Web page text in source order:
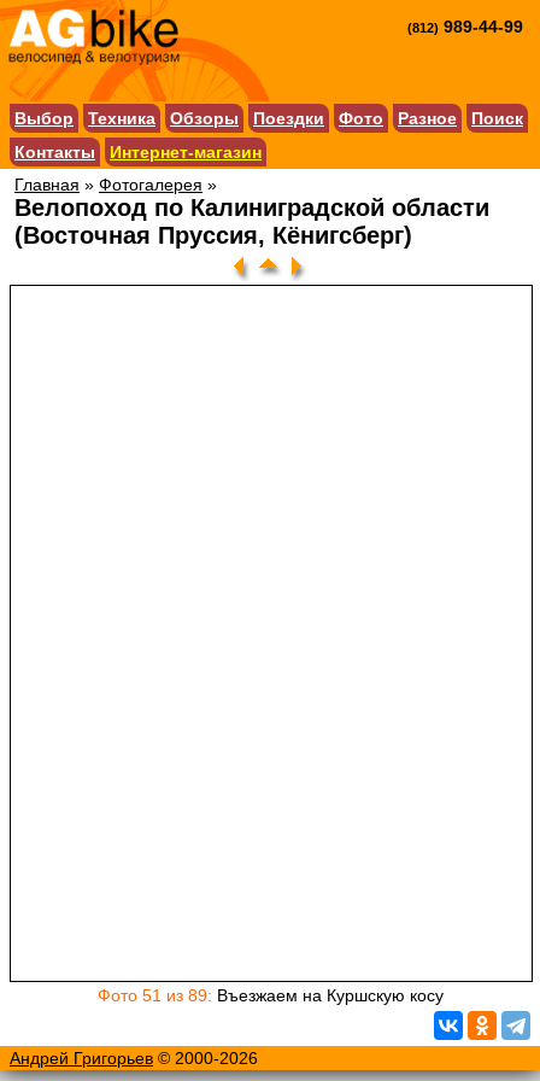
(812) 989-44-99
Выбор Техника Обзоры Поездки Фото Разное
Поиск
Контакты
Интернет-магазин
Главная » Фотогалерея »
Велопоход по Калиниградской области
(Восточная Пруссия, Кёнигсберг)
Фото 51 из 89: Въезжаем на Куршскую косу
Андрей Григорьев © 2000-2026